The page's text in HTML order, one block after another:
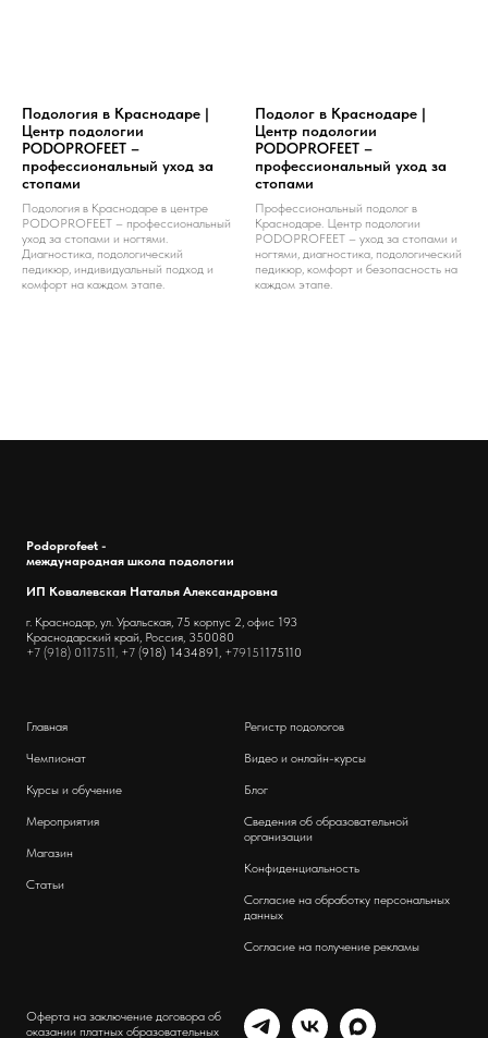
Подология в Краснодаре |
Центр подологии
PODOPROFEET –
профессиональный уход за
стопами
Подология в Краснодаре в центре
PODOPROFEET – профессиональный
уход за стопами и ногтями.
Диагностика, подологический
педикюр, индивидуальный подход и
комфорт на каждом этапе.
Подолог в Краснодаре |
Центр подологии
PODOPROFEET –
профессиональный уход за
стопами
Профессиональный подолог в
Краснодаре. Центр подологии
PODOPROFEET – уход за стопами и
ногтями, диагностика, подологический
педикюр, комфорт и безопасность на
каждом этапе.
Podoprofeet -
международная школа подологии
ИП Ковалевская Наталья Александровна
г. Краснодар, ул. Уральская, 75 корпус 2, офис 193
Краснодарский край, Россия, 350080
+7 (918) 0117511, +7 (918) 1434891, +79151175110
Главная
Чемпионат
Курсы и обучение
Мероприятия
Магазин
Статьи
Регистр подологов
Видео и онлайн-курсы
Блог
Сведения об образовательной
организации
Конфиденциальность
Согласие на обработку персональных
данных
Согласие на получение рекламы
Оферта на заключение договора об
оказании платных образовательных